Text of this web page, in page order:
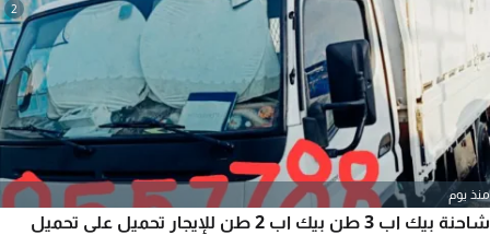
2
منذ يوم
شاحنة بيك اب 3 طن بيك اب 2 طن للإيجار تحميل على تحميل